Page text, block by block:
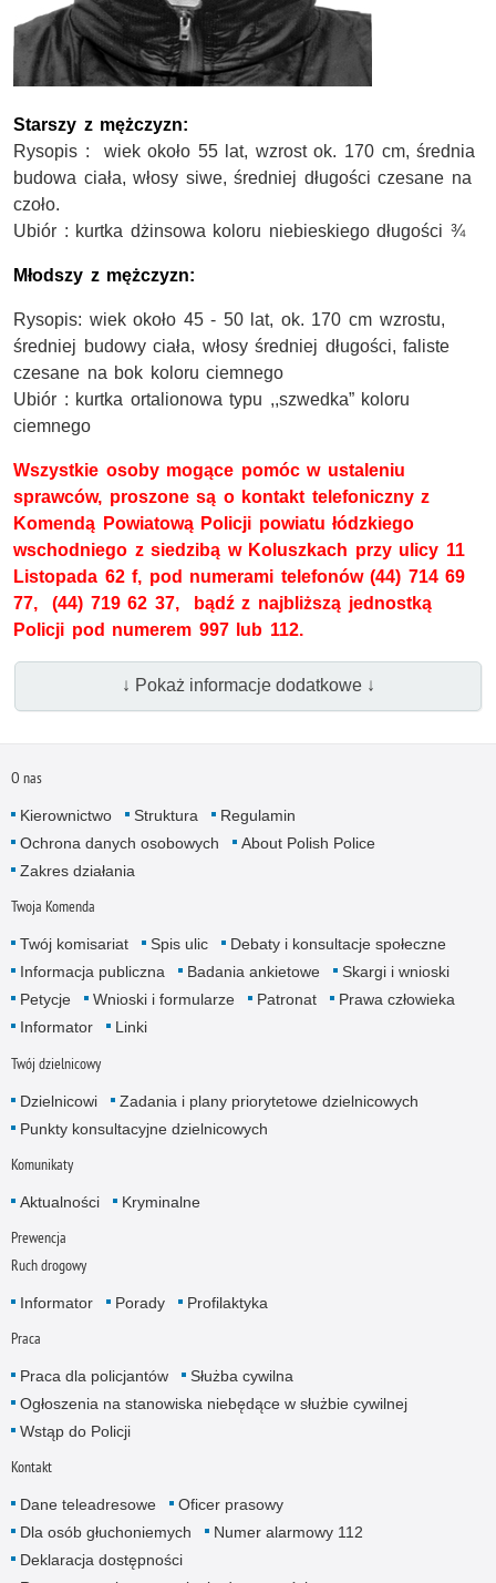
Starszy z mężczyzn:
Rysopis : wiek około 55 lat, wzrost ok. 170 cm, średnia
budowa ciała, włosy siwe, średniej długości czesane na
czoło.
Ubiór : kurtka dżinsowa koloru niebieskiego długości ¾
Młodszy z mężczyzn:
Rysopis: wiek około 45 - 50 lat, ok. 170 cm wzrostu,
średniej budowy ciała, włosy średniej długości, faliste
czesane na bok koloru ciemnego
Ubiór : kurtka ortalionowa typu ,,szwedka” koloru
ciemnego
Wszystkie osoby mogące pomóc w ustaleniu
sprawców, proszone są o kontakt telefoniczny z
Komendą Powiatową Policji powiatu łódzkiego
wschodniego z siedzibą w Koluszkach przy ulicy 11
Listopada 62 f, pod numerami telefonów (44) 714 69
77, (44) 719 62 37, bądź z najbliższą jednostką
Policji pod numerem 997 lub 112.
↓ Pokaż informacje dodatkowe ↓
O nas
Kierownictwo Struktura
Regulamin
Ochrona danych osobowych
About Polish Police
Zakres działania
Twoja Komenda
Twój komisariat Spis ulic
Debaty i konsultacje społeczne
Informacja publiczna
Badania ankietowe
Skargi i wnioski
Petycje
Wnioski i formularze Patronat
Prawa człowieka
Informator
Linki
Twój dzielnicowy
Dzielnicowi
Zadania i plany priorytetowe dzielnicowych
Punkty konsultacyjne dzielnicowych
Komunikaty
Aktualności Kryminalne
Prewencja
Ruch drogowy
Informator Porady Profilaktyka
Praca
Praca dla policjantów
Służba cywilna
Ogłoszenia na stanowiska niebędące w służbie cywilnej
Wstąp do Policji
Kontakt
Dane teleadresowe
Oficer prasowy
Dla osób głuchoniemych
Numer alarmowy 112
Deklaracja dostępności